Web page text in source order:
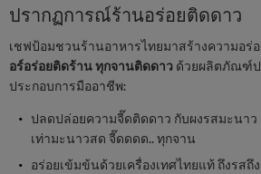
ปรากฏการณ์ร้านอร่อยติดดาว
เชฟป้อมชวนร้านอาหารไทยมาสร้างความอร่
อร์อร่อยติดร้าน ทุกจานติดดาว ด้วยผลิตภัณฑ์ป
ประกอบการมืออาชีพ:
ปลดปล่อยความจี๊ดติดดาว กับผงรสมะนา
เท่ามะนาวสด จี๊ดดดด.. ทุกจาน
อร่อยเข้มข้นด้วยเครื่องเทศไทยแท้ ถึงรสถึ